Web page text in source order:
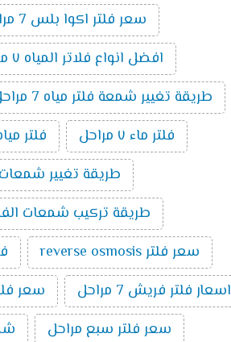
سعر فلتر اكوا بلس 7 مراحل
افضل انواع فلاتر المياه ٧ مراحل
طريقة تغيير شمعة فلتر مياه 7 مراحل
فلتر ماء ٧ مراحل
فلتر مياه 7 مراحل
طريقة تغيير شمعات الفلتر 7
طريقة تركيب شمعات الفلتر 7
سعر فلتر reverse osmosis
اسعار فلتر فريش 7 مراحل
سعر فلتر
سعر فلتر سبع مراحل